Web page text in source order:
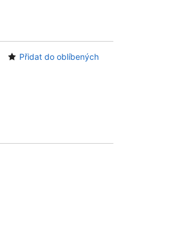
Přidat do oblíbených